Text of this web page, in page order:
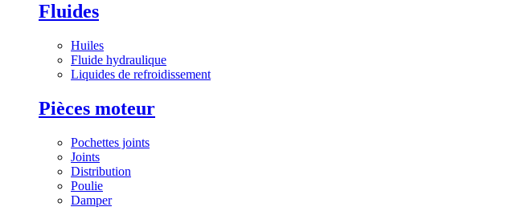
Fluides
Huiles
Fluide hydraulique
Liquides de refroidissement
Pièces moteur
Pochettes joints
Joints
Distribution
Poulie
Damper